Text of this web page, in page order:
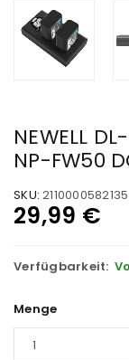
NEWELL
NP-FW50
SKU: 2110000582135
29,99 €
Verfügbarkeit:
Menge